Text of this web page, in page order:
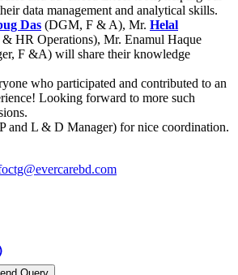
data management and analytical skills.
Das (DGM, F & A), Mr. Helal
HR Operations), Mr. Enamul Haque
F &A) will share their knowledge
who participated and contributed to an
Looking forward to more such
and L & D Manager) for nice coordination.